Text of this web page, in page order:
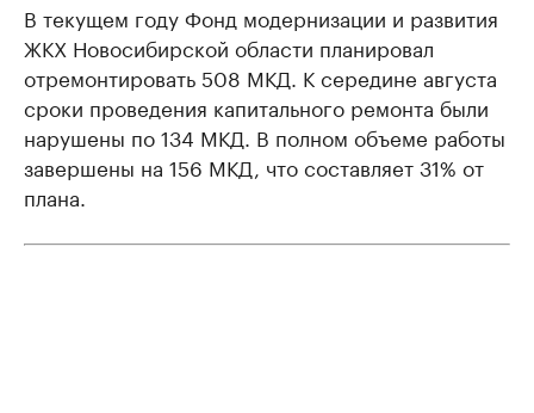
В текущем году Фонд модернизации и развития
ЖКХ Новосибирской области планировал
отремонтировать 508 МКД. К середине августа
сроки проведения капитального ремонта были
нарушены по 134 МКД. В полном объеме работы
завершены на 156 МКД, что составляет 31% от
плана.